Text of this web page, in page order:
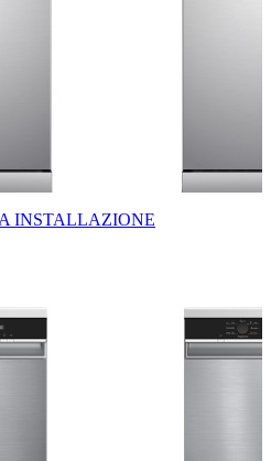
INSTALLAZIONE